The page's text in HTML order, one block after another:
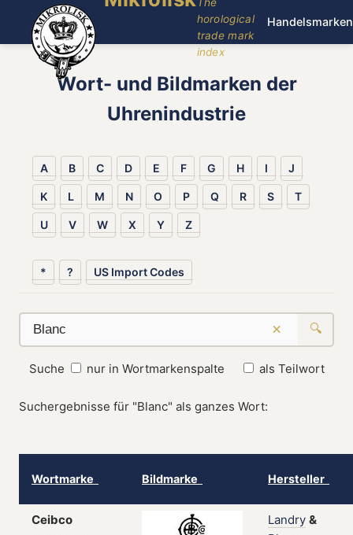
horological
trade mark
index
Handelsmarken
Wort- und Bildmarken der
Uhrenindustrie
A B C D E F G H I J
K L M N O P Q R S T
U V W X Y Z
* ? US Import Codes
× 🔍
Suche nur in Wortmarkenspalte als Teilwort
Suchergebnisse für "Blanc" als ganzes Wort:
Wortmarke Bildmarke Hersteller
Ceibco Landry &